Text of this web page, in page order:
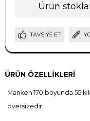
Ürün
TAVSIYE ET
ÜRÜN ÖZELLIKLERI
Manken 170 boyunda 55
oversizedır